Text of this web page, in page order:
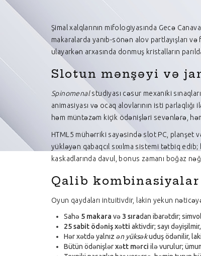
Şimal xalqlarının mifologiyasında Gecə
makaralarda yanıb-sönən alov partlayışları
ulayarkən arxasında donmuş kristalların
Slotun mənşəyi və
Spinomenalstudiyası cəsur mexaniki
animasiyası və ocaq alovlarının isti
həm müntəzəm kiçik ödənişləri sevənlərə,
HTML5 mühərriki sayəsində slot PC, planşet
yükləyən qabaqcıl sıxılma sistemi tətbiq
kaskadlarında davul, bonus zamanı boğaz
Qalib kombinasiyalar
Oyun qaydaları intuitivdir, lakin yekun
Sahə 5 makara və 3 sıradan ibarətdir;
25 sabit ödəniş xətti aktivdir; sayı
Hər xətdə yalnız ən yüksəkuduş ödənilir,
Bütün ödənişlərxətt mərci ilə vurulur;